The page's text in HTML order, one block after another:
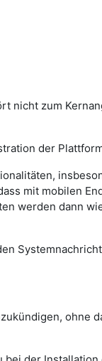
nicht zum
der
mit mobilen
werden dann
ohne